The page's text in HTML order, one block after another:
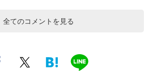
全てのコメントを見る